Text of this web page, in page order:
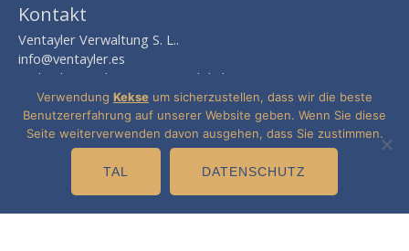
Kontakt
Ventayler Verwaltung S. L..
info@ventayler.es
Avda. des mediterranen nº 2, lokal 8
EDIF. Boulevard Zaudín
41940 Nehmen Sie -sevilla-
Verwendung Kekse um sicherzustellen, dass wir die beste
Benutzererfahrung auf unserer Website geben. Wenn Sie diese
Seite weiterverwenden davon ausgehen, dass Sie zustimmen.
TAL DATENSCHUTZ